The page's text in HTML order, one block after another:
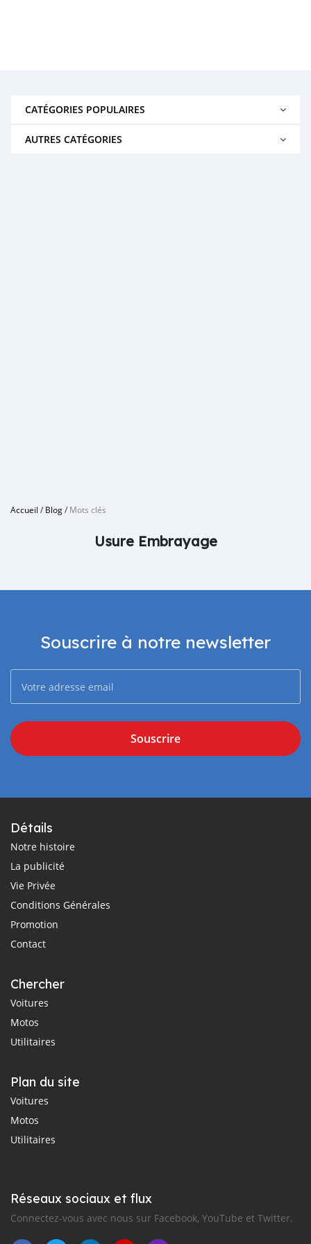
CATÉGORIES POPULAIRES
AUTRES CATÉGORIES
Accueil /Blog/Mots clés
Usure Embrayage
Souscrire à notre newsletter
Souscrire
Détails
Notre histoire
La publicité
Vie Privée
Conditions Générales
Promotion
Contact
Chercher
Voitures
Motos
Utilitaires
Plan du site
Voitures
Motos
Utilitaires
Réseaux sociaux et flux
Connectez-vous avec nous sur Facebook, YouTube et Twitter.